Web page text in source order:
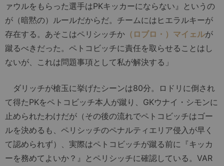
ァウルをもらった選手はPKキッカーにならない』というの
が（暗黙の）ルールだからだ。チームにはヒエラルキーが
存在する。あそこはペリシッチか （ロブロ・）マイェルが
蹴るべきだった。ペトコビッチに責任を取らせることはし
ないが、これは問題事項として私が解決する」
ダリッチが槍玉に挙げたシーンは80分。ロドリに倒され
て得たPKをペトコビッチ本人が蹴り、GKウナイ・シモンに
止められたわけだが（その後の流れでペトコビッチはゴー
ルを決めるも、ペリシッチのペナルティエリア侵入が早く
て認められず）、実際はペトコビッチが蹴る前に『キッカ
ーを務めてよいか？』とペリシッチに確認している。VAR